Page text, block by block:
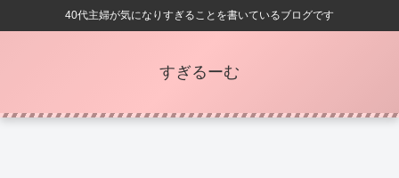
40代主婦が気になりすぎることを書いているブログです
すぎるーむ